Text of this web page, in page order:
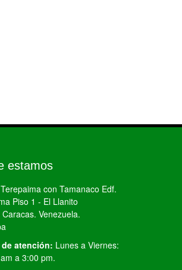
estamos
con Tamanaco Edf.
Piso 1 - El Llanito
Venezuela.
de atención: Lunes a Viernes:
a 3:00 pm.